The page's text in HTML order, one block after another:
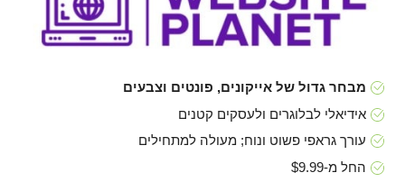
מבחר גדול של אייקונים, פונטים וצבעים
אידיאלי לבלוגרים ולעסקים קטנים
עורך גראפי פשוט ונוח; מעולה למתחילים
החל מ-$9.99